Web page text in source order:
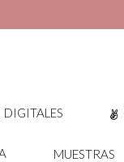
DIGITALES
MUESTRAS